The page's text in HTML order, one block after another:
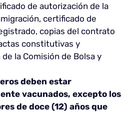
de autorización de la
certificado de
copias del contrato
constitutivas y
la Comisión de Bolsa y
deben estar
vacunados, excepto los
de doce (12) años que